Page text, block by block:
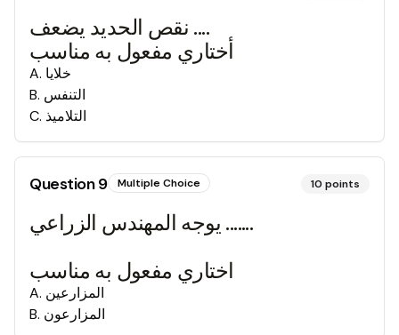
نقص الحديد يضعف ....
أختاري مفعول به مناسب
A. خلايا
B. التنفس
C. التلاميذ
Question9 Multiple Choice 10 points
يوجه المهندس الزراعي .......
اختاري مفعول به مناسب
A. المزارعين
B. المزارعون